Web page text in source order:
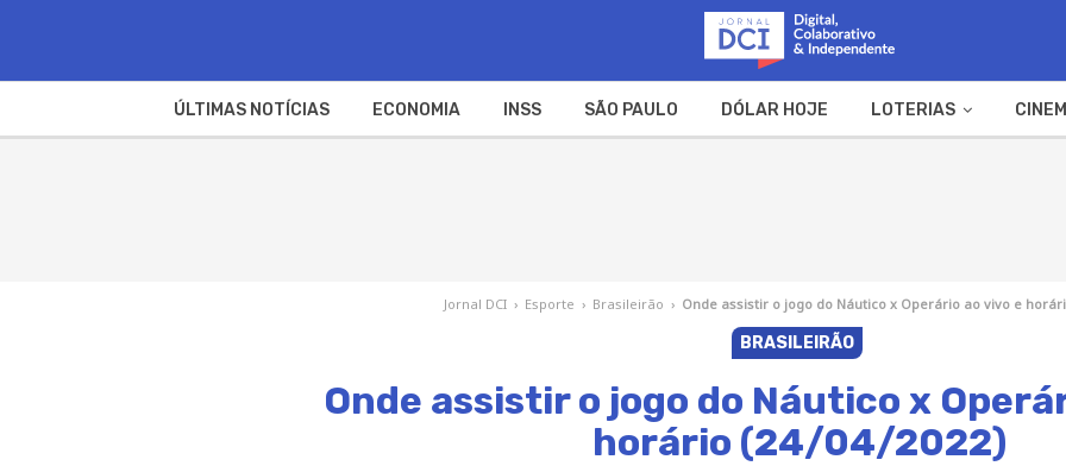
ÚLTIMAS NOTÍCIAS ECONOMIA INSS SÃO PAULO DÓLAR HOJE LOTERIAS
Jornal DCI › Esporte › Brasileirão › Onde assistir o jogo do Náutico x Operário ao vivo e
BRASILEIRÃO
Onde assistir o jogo do Náutico x
horário (24/04/2022)